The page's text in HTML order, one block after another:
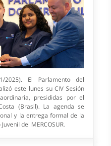
2025). El Parlamento del
este lunes su CIV Sesión
presididas por el
(Brasil). La agenda se
y la entrega formal de la
del MERCOSUR.